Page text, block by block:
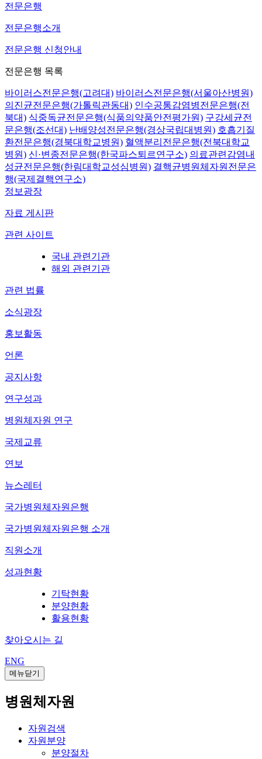
전문은행
전문은행소개
전문은행 신청안내
전문은행 목록
바이러스전문은행(고려대) 바이러스전문은행(서울아산병원)
의진균전문은행(가톨릭관동대) 인수공통감염병전문은행(전
북대) 식중독균전문은행(식품의약품안전평가원) 구강세균전
문은행(조선대) 난배양성전문은행(경상국립대병원) 호흡기질
환전문은행(경북대학교병원) 혈액분리전문은행(전북대학교
병원) 신·변종전문은행(한국파스퇴르연구소) 의료관련감염내
성균전문은행(한림대학교성심병원) 결핵균병원체자원전문은
행(국제결핵연구소)
정보광장
자료 게시판
관련 사이트
국내 관련기관
해외 관련기관
관련 법률
소식광장
홍보활동
언론
공지사항
연구성과
병원체자원 연구
국제교류
연보
뉴스레터
국가병원체자원은행
국가병원체자원은행 소개
직원소개
성과현황
기탁현황
분양현황
활용현황
찾아오시는 길
ENG
메뉴닫기
병원체자원
자원검색
자원분양
분양절차